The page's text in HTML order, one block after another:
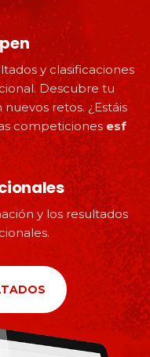
y clasificaciones
Descubre tu
retos. ¿Estáis
competicionesesf
y los resultados